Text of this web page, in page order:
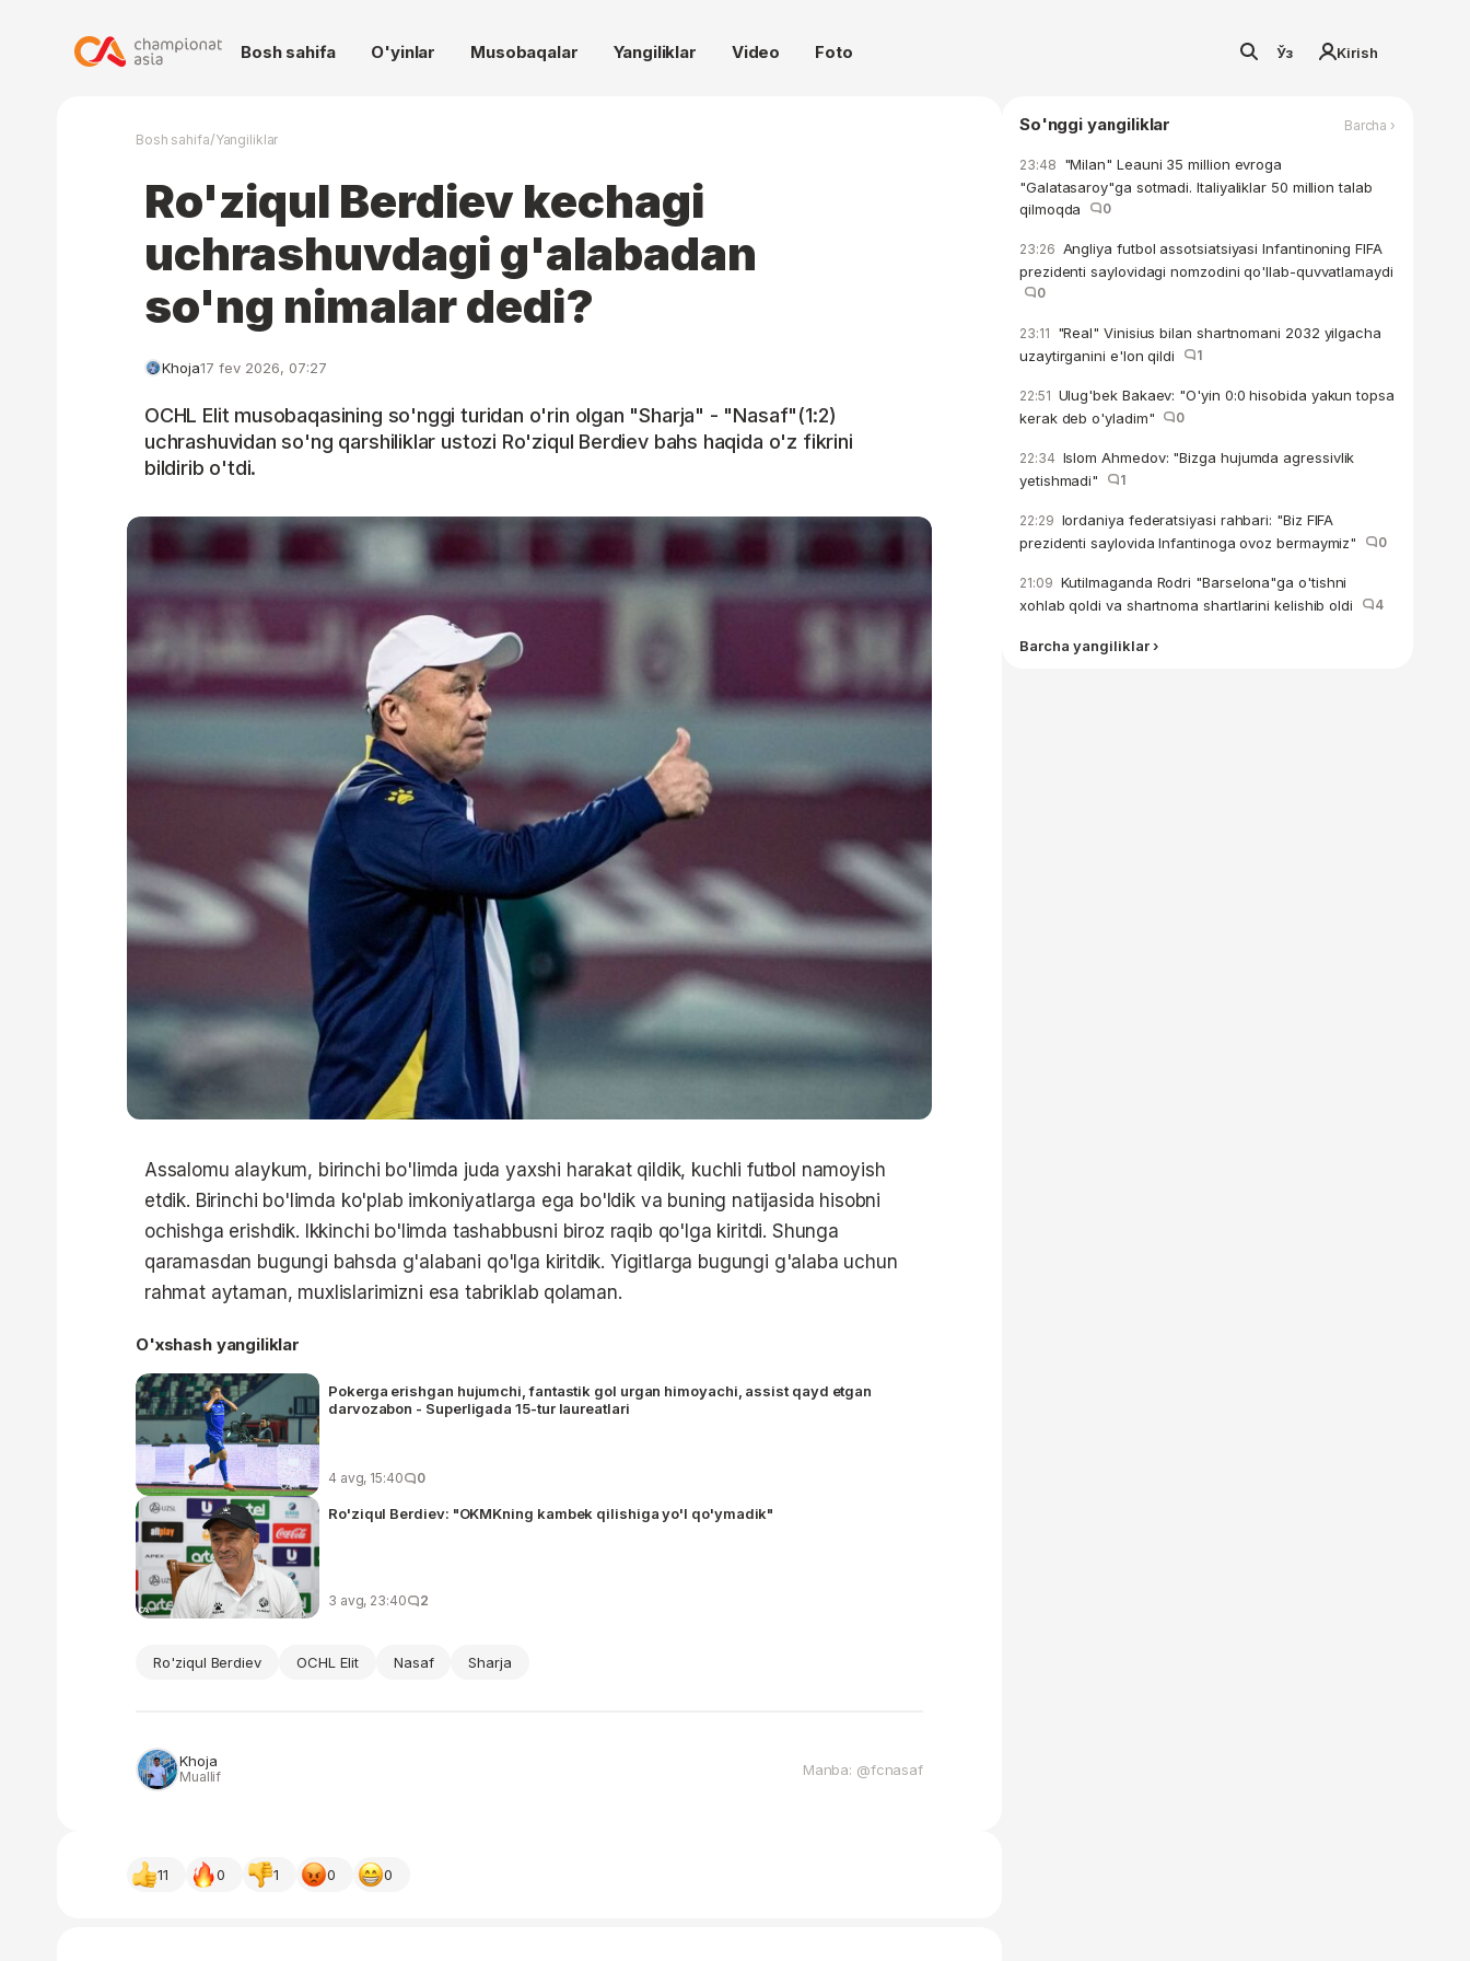
Bosh sahifa O'yinlar Musobaqalar Yangiliklar Video Foto Ўз Kirish
Bosh sahifa/Yangiliklar
Ro'ziqul Berdiev kechagi
uchrashuvdagi g'alabadan
so'ng nimalar dedi?
Khoja17 fev 2026, 07:27
OCHL Elit musobaqasining so'nggi turidan o'rin olgan "Sharja" - "Nasaf"(1:2)
uchrashuvidan so'ng qarshiliklar ustozi Ro'ziqul Berdiev bahs haqida o'z fikrini
bildirib o'tdi.
Assalomu alaykum, birinchi bo'limda juda yaxshi harakat qildik, kuchli futbol namoyish
etdik. Birinchi bo'limda ko'plab imkoniyatlarga ega bo'ldik va buning natijasida hisobni
ochishga erishdik. Ikkinchi bo'limda tashabbusni biroz raqib qo'lga kiritdi. Shunga
qaramasdan bugungi bahsda g'alabani qo'lga kiritdik. Yigitlarga bugungi g'alaba uchun
rahmat aytaman, muxlislarimizni esa tabriklab qolaman.
O'xshash yangiliklar
Pokerga erishgan hujumchi, fantastik gol urgan himoyachi, assist qayd etgan
darvozabon - Superligada 15-tur laureatlari
4 avg, 15:40 0
Ro'ziqul Berdiev: "OKMKning kambek qilishiga yo'l qo'ymadik"
3 avg, 23:40 2
Ro'ziqul Berdiev OCHL Elit Nasaf Sharja
Khoja
Muallif Manba: @fcnasaf
11 0 1 0 0
So'nggi yangiliklar Barcha ›
23:48 "Milan" Leauni 35 million evroga
"Galatasaroy"ga sotmadi. Italiyaliklar 50 million talab
qilmoqda
0
23:26 Angliya futbol assotsiatsiyasi Infantinoning FIFA
prezidenti saylovidagi nomzodini qo'llab-quvvatlamaydi
0
23:11 "Real" Vinisius bilan shartnomani 2032 yilgacha
uzaytirganini e'lon qildi
1
22:51 Ulug'bek Bakaev: "O'yin 0:0 hisobida yakun topsa
kerak deb o'yladim"
0
22:34 Islom Ahmedov: "Bizga hujumda agressivlik
yetishmadi"
1
22:29 Iordaniya federatsiyasi rahbari: "Biz FIFA
prezidenti saylovida Infantinoga ovoz bermaymiz"
0
21:09 Kutilmaganda Rodri "Barselona"ga o'tishni
xohlab qoldi va shartnoma shartlarini kelishib oldi
4
Barcha yangiliklar ›